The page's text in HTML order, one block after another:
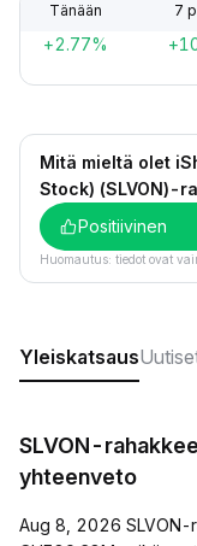
Tänään 7
+2.77%
Mitä mieltä olet
Stock) (SLVON)-
Positiivinen
Huomautus: tiedot ovat
Yleiskatsaus
SLVON-
yhteenveto
Aug 8, 2026